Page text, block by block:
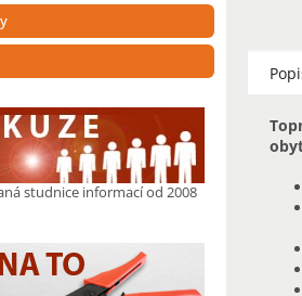
studnice informací od 2008